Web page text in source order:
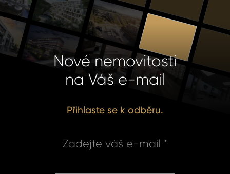
Nové nemovitosti
na Váš e-mail
Přihlaste se k odběru.
Zadejte váš e-mail *